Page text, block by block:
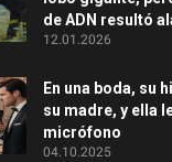
de ADN resultó
12.01.2026
En una boda, su
su madre, y ella
micrófono
04.10.2025